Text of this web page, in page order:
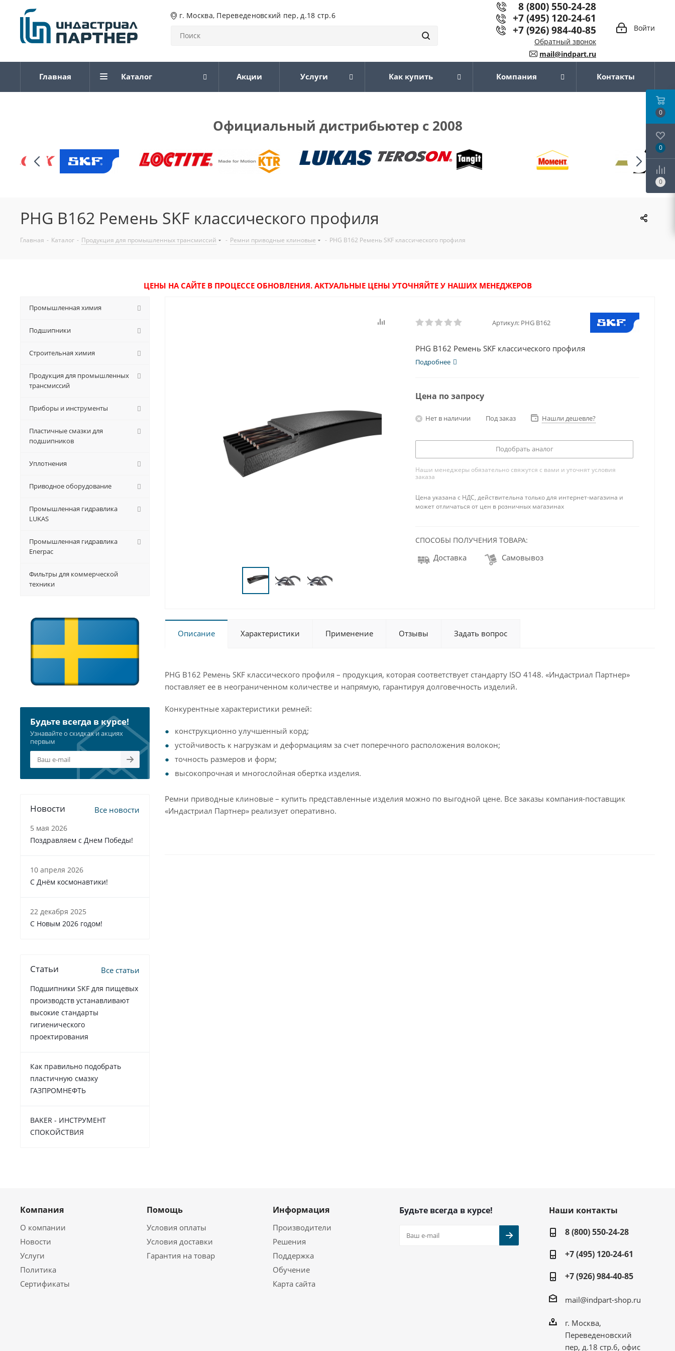
г. Москва, Переведеновский пер, д.18 стр.6
Войти
8 (800) 550-24-28
+7 (495) 120-24-61
+7 (926) 984-40-85
Обратный звонок
mail@indpart.ru
Главная Каталог Акции Услуги Как купить Компания Контакты
Официальный дистрибьютер с 2008
PHG B162 Ремень SKF классического профиля
Главная - Каталог - Продукция для промышленных трансмиссий - Ремни приводные клиновые - PHG B162 Ремень SKF классического профиля
ЦЕНЫ НА САЙТЕ В ПРОЦЕССЕ ОБНОВЛЕНИЯ. АКТУАЛЬНЫЕ ЦЕНЫ УТОЧНЯЙТЕ У НАШИХ МЕНЕДЖЕРОВ
Артикул: PHG B162
PHG B162 Ремень SKF классического профиля
Подробнее
Цена по запросу
Нет в наличии Под заказ Нашли дешевле?
Подобрать аналог
Наши менеджеры обязательно свяжутся с вами и уточнят условия
заказа
Цена указана с НДС, действительна только для интернет-магазина и
может отличаться от цен в розничных магазинах
СПОСОБЫ ПОЛУЧЕНИЯ ТОВАРА:
Доставка Самовывоз
Описание Характеристики Применение Отзывы Задать вопрос
PHG B162 Ремень SKF классического профиля – продукция, которая соответствует стандарту ISO 4148. «Индастриал Партнер»
поставляет ее в неограниченном количестве и напрямую, гарантируя долговечность изделий.
Конкурентные характеристики ремней:
конструкционно улучшенный корд;
устойчивость к нагрузкам и деформациям за счет поперечного расположения волокон;
точность размеров и форм;
высокопрочная и многослойная обертка изделия.
Ремни приводные клиновые – купить представленные изделия можно по выгодной цене. Все заказы компания-поставщик
«Индастриал Партнер» реализует оперативно.
Промышленная химия
Подшипники
Строительная химия
Продукция для промышленных
трансмиссий
Приборы и инструменты
Пластичные смазки для
подшипников
Уплотнения
Приводное оборудование
Промышленная гидравлика
LUKAS
Промышленная гидравлика
Enerpac
Фильтры для коммерческой
техники
Будьте всегда в курсе!
Узнавайте о скидках и акциях
первым
Новости Все новости
5 мая 2026
Поздравляем с Днем Победы!
10 апреля 2026
С Днём космонавтики!
22 декабря 2025
C Новым 2026 годом!
Статьи Все статьи
Подшипники SKF для пищевых
производств устанавливают
высокие стандарты
гигиенического
проектирования
Как правильно подобрать
пластичную смазку
ГАЗПРОМНЕФТЬ
BAKER - ИНСТРУМЕНТ
СПОКОЙСТВИЯ
Компания
О компании
Новости
Услуги
Политика
Сертификаты
Помощь
Условия оплаты
Условия доставки
Гарантия на товар
Информация
Производители
Решения
Поддержка
Обучение
Карта сайта
Будьте всегда в курсе!
Наши контакты
8 (800) 550-24-28
+7 (495) 120-24-61
+7 (926) 984-40-85
mail@indpart-shop.ru
г. Москва,
Переведеновский
пер, д.18 стр.6, офис
0
0
0